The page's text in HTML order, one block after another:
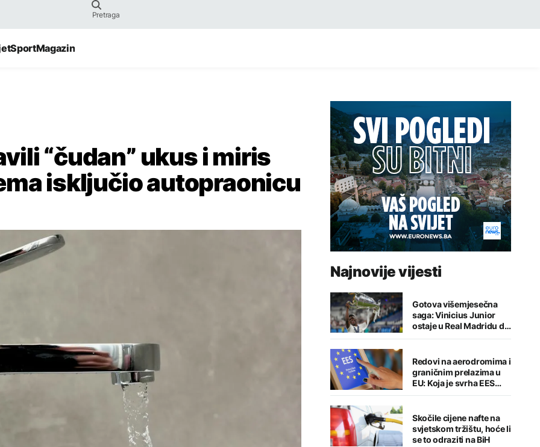
SportMagazin
“čudan” ukus i miris
isključio autopraonicu
Najnovije vijesti
Gotova višemjesečna
saga: Vinicius Junior
ostaje u Real Madridu do
2032. godine
Redovi na aerodromima i
graničnim prelazima u
EU: Koja je svrha EES
sistema ako se isključuje
Skočile cijene nafte na
svjetskom tržištu, hoće li
se to odraziti na BiH